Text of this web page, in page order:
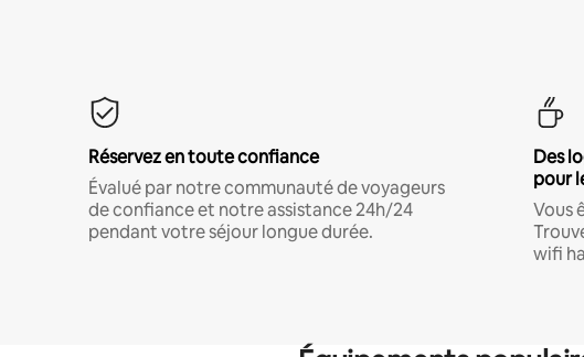
Réservez en toute confiance
Évalué par notre communauté de voyageurs
de confiance et notre assistance 24h/24
pendant votre séjour longue durée.
Des
pour
Vous
wifi